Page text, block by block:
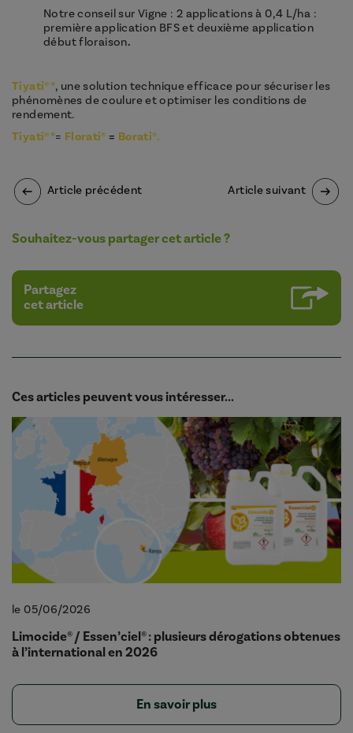
Notre conseil sur Vigne : 2 applications à 0,4 L/ha :
première application BFS et deuxième application
début floraison.
Tiyati®*, une solution technique efficace pour sécuriser les
phénomènes de coulure et optimiser les conditions de
rendement.
Tiyati®*= Florati® = Borati®.
Article précédent Article suivant
Souhaitez-vous partager cet article ?
Partagez
cet article
Ces articles peuvent vous intéresser...
le 05/06/2026
Limocide® / Essen’ciel® : plusieurs dérogations obtenues
à l’international en 2026
En savoir plus